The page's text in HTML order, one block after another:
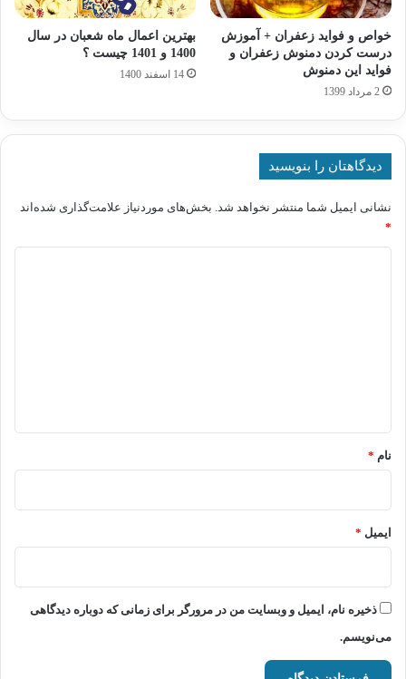
خواص و فواید زعفران + آموزش
درست کردن دمنوش زعفران و
فواید این دمنوش
2 مرداد 1399
بهترین اعمال ماه شعبان در سال
1400 و 1401 چیست ؟
14 اسفند 1400
دیدگاهتان را بنویسید
نشانی ایمیل شما منتشر نخواهد شد. بخش‌های موردنیاز علامت‌گذاری شده‌اند
*
نام *
ایمیل *
ذخیره نام، ایمیل و وبسایت من در مرورگر برای زمانی که دوباره دیدگاهی
می‌نویسم.